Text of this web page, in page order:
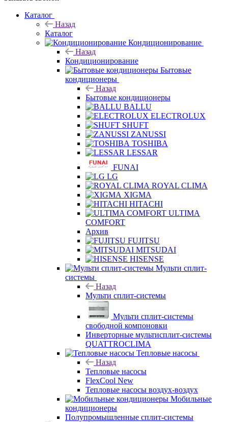
Каталог
Назад
Каталог
Кондиционирование
Назад
Кондиционирование
Бытовые
кондиционеры
Назад
Бытовые кондиционеры
BALLU
ELECTROLUX
SHUFT
ZANUSSI
TOSHIBA
LESSAR
FUNAI
LG
ROYAL CLIMA
XIGMA
HITACHI
ULTIMA
COMFORT
Архив
FUJITSU
MITSUDAI
HISENSE
Мульти сплит-
системы
Назад
Мульти сплит-системы
Мульти сплит-системы
свободной компоновки
Инверторные мультисплит-системы
QUATTROCLIMA
Тепловые насосы
Назад
Тепловые насосы
FlexCool New
Тепловые насосы воздух-воздух
Мобильные
кондиционеры
Полупромышленные сплит-системы